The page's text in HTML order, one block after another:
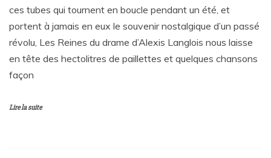
ces tubes qui tournent en boucle pendant un été, et
portent à jamais en eux le souvenir nostalgique d’un passé
révolu, Les Reines du drame d’Alexis Langlois nous laisse
en tête des hectolitres de paillettes et quelques chansons
façon
Lire la suite